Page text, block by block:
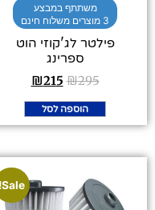
משתתף במבצע
3 מוצרים משלוח חינם
פילטר לג'קוזי הוט
ספרינג
₪295
₪215
הוספה לסל
Sale!